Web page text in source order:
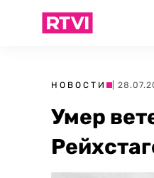
НОВОСТИ |
Умер